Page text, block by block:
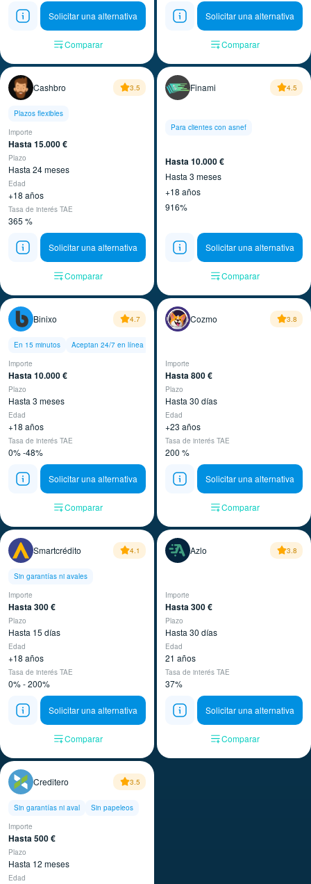
Solicitar una alternativa
Comparar
Solicitar una alternativa
Comparar
Cashbro 3.5
Plazos flexibles
Importe
Hasta 15.000 €
Plazo
Hasta 24 meses
Edad
+18 años
Tasa de interés TAE
365 %
Solicitar una alternativa
Comparar
Finami 4.5
Para clientes con asnef
Hasta 10.000 €
Hasta 3 meses
+18 años
916%
Solicitar una alternativa
Comparar
Binixo 4.7
En 15 minutos
Aceptan 24/7 en línea
Importe
Hasta 10.000 €
Plazo
Hasta 3 meses
Edad
+18 años
Tasa de interés TAE
0% -48%
Solicitar una alternativa
Comparar
Cozmo 3.8
Importe
Hasta 800 €
Plazo
Hasta 30 días
Edad
+23 años
Tasa de interés TAE
200 %
Solicitar una alternativa
Comparar
Smartcrédito 4.1
Sin garantías ni avales
Importe
Hasta 300 €
Plazo
Hasta 15 días
Edad
+18 años
Tasa de interés TAE
0% - 200%
Solicitar una alternativa
Comparar
Azlo 3.8
Importe
Hasta 300 €
Plazo
Hasta 30 días
Edad
21 años
Tasa de interés TAE
37%
Solicitar una alternativa
Comparar
Creditero 3.5
Sin garantías ni aval
Sin papeleos
Importe
Hasta 500 €
Plazo
Hasta 12 meses
Edad